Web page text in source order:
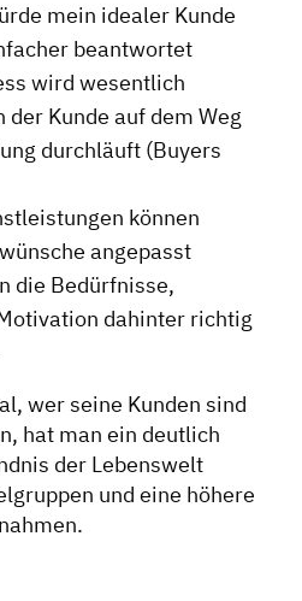
mein idealer Kunde
beantwortet
wird wesentlich
Kunde auf dem Weg
durchläuft (Buyers
können
angepasst
die Bedürfnisse,
dahinter richtig
wer seine Kunden sind
hat man ein deutlich
der Lebenswelt
und eine höhere